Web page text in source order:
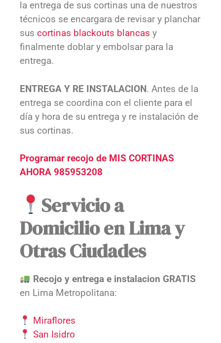
la entrega de sus cortinas una de nuestros
técnicos se encargara de revisar y planchar
sus cortinas blackouts blancas y
finalmente doblar y embolsar para la
entrega.
ENTREGA Y RE INSTALACION. Antes de la
entrega se coordina con el cliente para el
día y hora de su entrega y re instalación de
sus cortinas.
Programar recojo de MIS CORTINAS
AHORA 985953208
Servicio a
Domicilio en Lima y
Otras Ciudades
Recojo y entrega e instalacion GRATIS
en Lima Metropolitana:
Miraflores
San Isidro